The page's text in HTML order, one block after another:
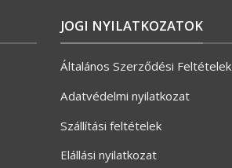
JOGI NYILATKOZATOK
Általános Szerződési Feltételek
Adatvédelmi nyilatkozat
Szállítási feltételek
Elállási nyilatkozat